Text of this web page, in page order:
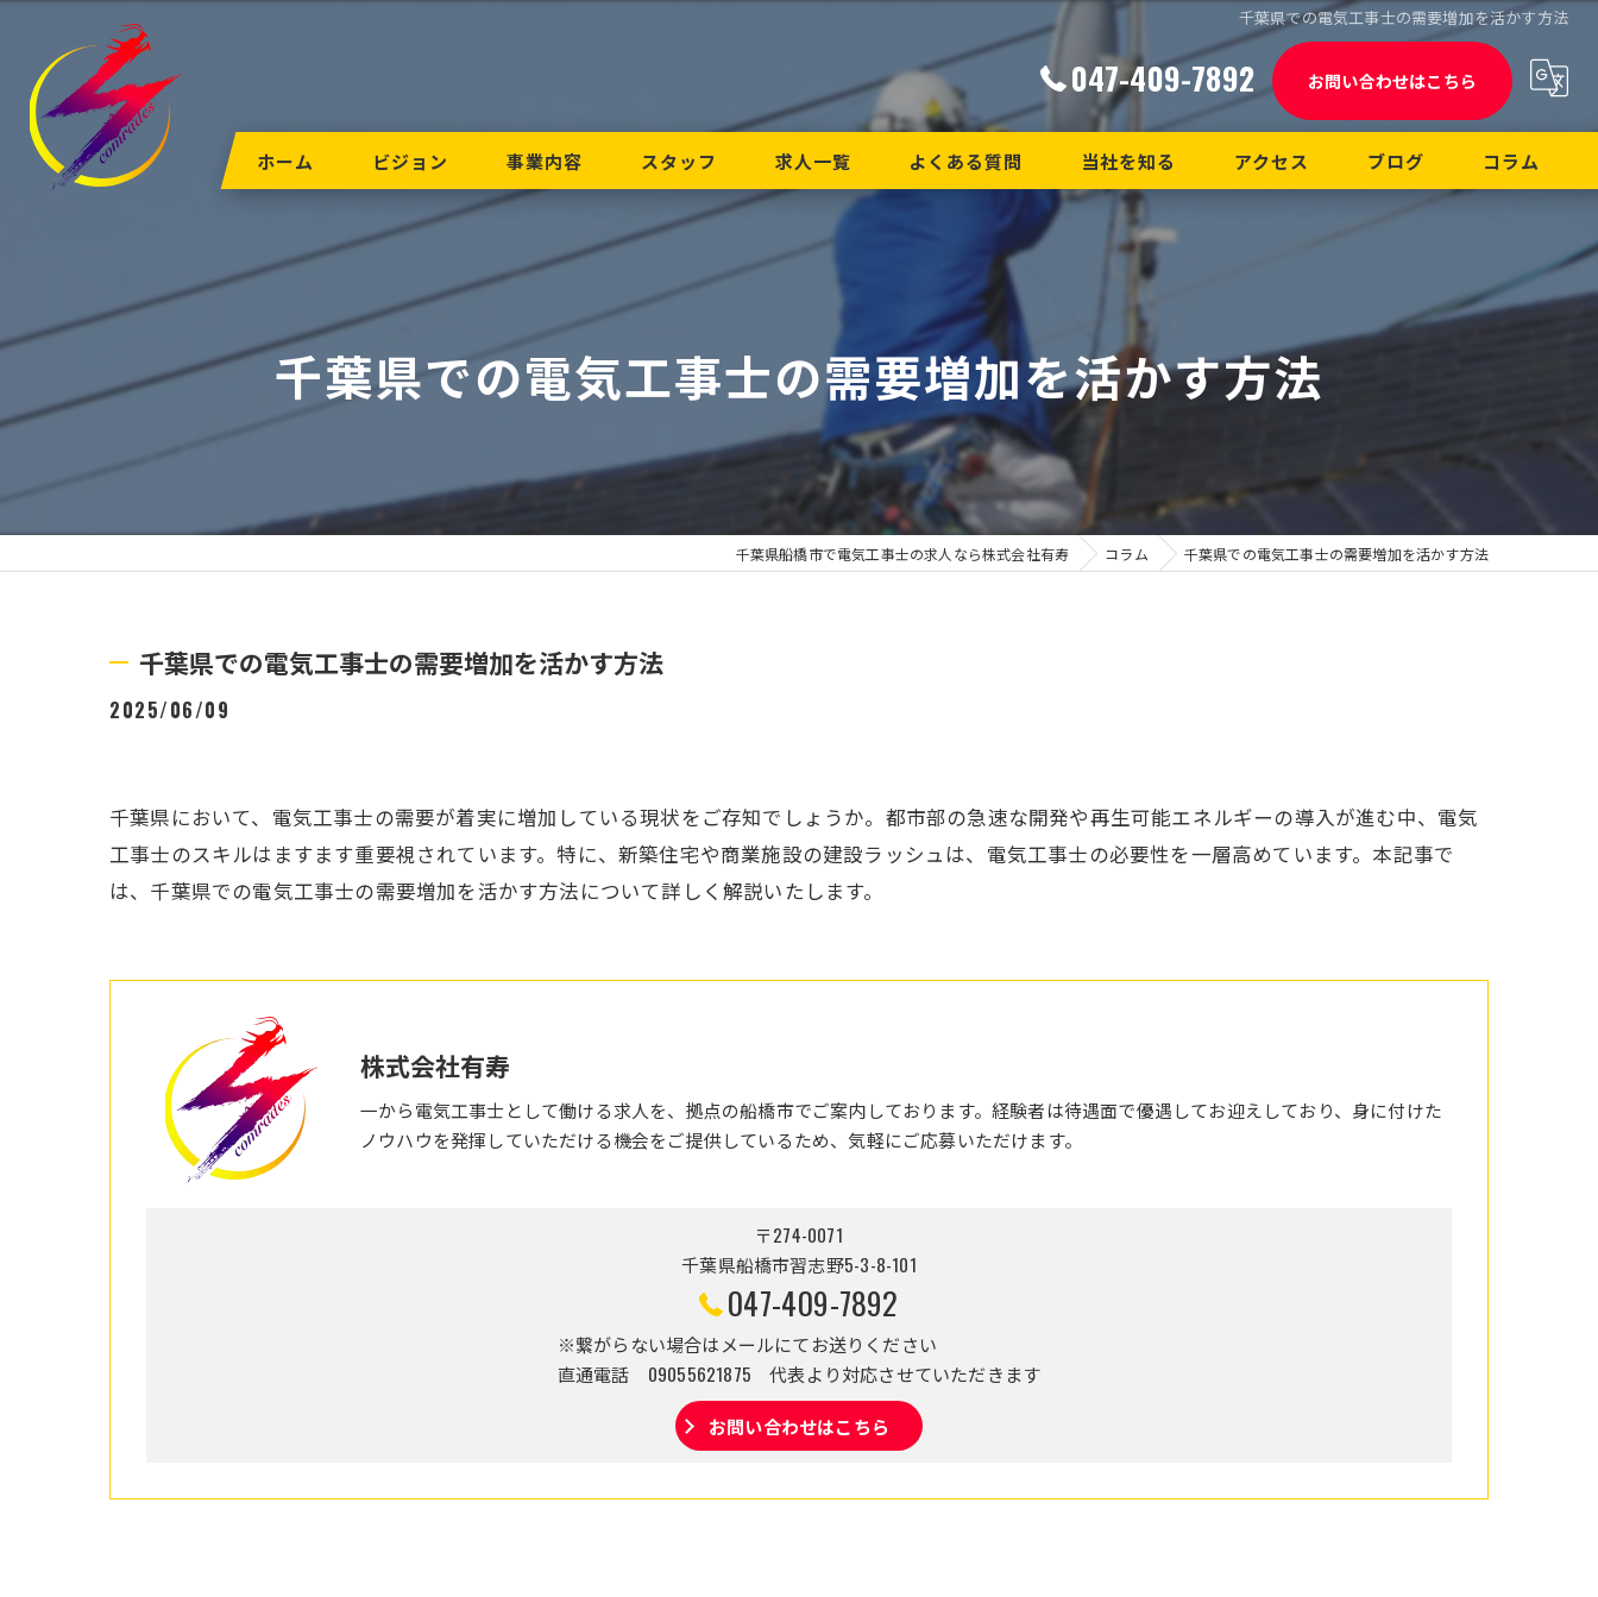
千葉県での電気工事士の需要増加を活かす方法
047-409-7892 お問い合わせはこちら
ホーム ビジョン 事業内容 スタッフ 求人一覧 よくある質問 当社を知る
経験者
正社員
中途
転職
アクセス ブログ コラム
千葉県での電気工事士の需要増加を活かす方法
千葉県船橋市で電気工事士の求人なら株式会社有寿 コラム 千葉県での電気工事士の需要増加を活かす方法
千葉県での電気工事士の需要増加を活かす方法
2025/06/09
千葉県において、電気工事士の需要が着実に増加している現状をご存知でしょうか。都市部の急速な開発や再生可能エネルギーの導入が進む中、電気
工事士のスキルはますます重要視されています。特に、新築住宅や商業施設の建設ラッシュは、電気工事士の必要性を一層高めています。本記事で
は、千葉県での電気工事士の需要増加を活かす方法について詳しく解説いたします。
株式会社有寿
一から電気工事士として働ける求人を、拠点の船橋市でご案内しております。経験者は待遇面で優遇してお迎えしており、身に付けた
ノウハウを発揮していただける機会をご提供しているため、気軽にご応募いただけます。
〒274-0071
千葉県船橋市習志野5-3-8-101
047-409-7892
※繋がらない場合はメールにてお送りください
直通電話 09055621875 代表より対応させていただきます
お問い合わせはこちら